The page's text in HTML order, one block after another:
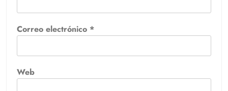
Correo electrónico *
Web